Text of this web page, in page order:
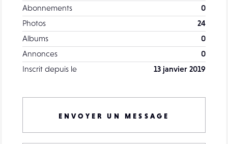
Abonnements
0
Photos
24
Albums
0
Annonces
0
Inscrit depuis le
13 janvier 2019
ENVOYER UN MESSAGE